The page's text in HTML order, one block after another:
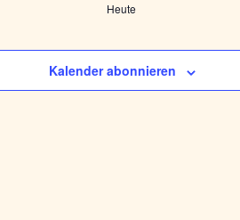
Heute
Kalender abonnieren